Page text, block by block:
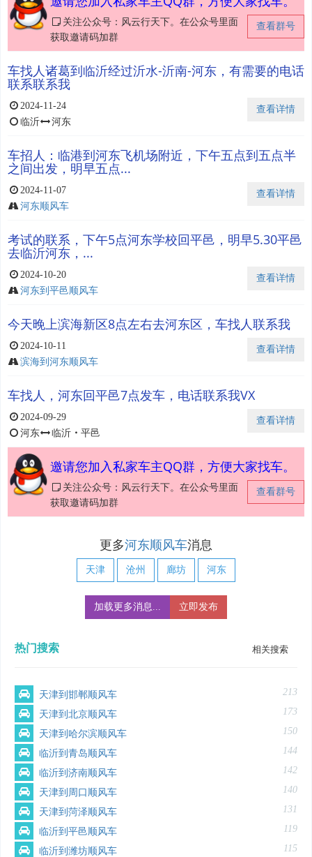
查看群号
关注公众号：风云行天下。在公众号里面
获取邀请码加群
车找人诸葛到临沂经过沂水-沂南-河东，有需要的电话
联系联系我
查看详情
2024-11-24
临沂
河东
车招人：临港到河东飞机场附近，下午五点到五点半
之间出发，明早五点...
查看详情
2024-11-07
河东顺风车
考试的联系，下午5点河东学校回平邑，明早5.30平邑
去临沂河东，...
查看详情
2024-10-20
河东到平邑顺风车
今天晚上滨海新区8点左右去河东区，车找人联系我
查看详情
2024-10-11
滨海到河东顺风车
车找人，河东回平邑7点发车，电话联系我VX
查看详情
2024-09-29
河东
临沂 ・ 平邑
邀请您加入私家车主QQ群，方便大家找车。
查看群号
关注公众号：风云行天下。在公众号里面
获取邀请码加群
更多河东顺风车消息
天津 沧州 廊坊 河东
加载更多消息... 立即发布
热门搜索 相关搜索
天津到邯郸顺风车 213
天津到北京顺风车 173
天津到哈尔滨顺风车 150
临沂到青岛顺风车 144
临沂到济南顺风车 142
天津到周口顺风车 140
天津到菏泽顺风车 131
临沂到平邑顺风车 119
临沂到潍坊顺风车 115